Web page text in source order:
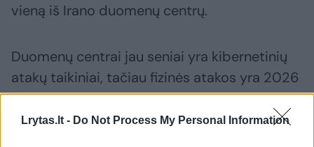
Lrytas.lt - Do Not Process My Personal Information
vieną iš Irano duomenų centrų.
Duomenų centrai jau seniai yra kibernetinių
atakų taikiniai, tačiau fizinės atakos yra 2026
m. naujovė. Tai išbandymas valdžioms, kurios
laiko dirbtinį intelektą esminiu savo